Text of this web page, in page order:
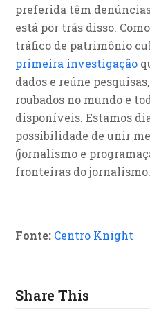
preferida têm
está por trás disso.
tráfico de patrimônio
primeira investigação
dados e reúne
roubados no mundo e
disponíveis. Estamos
possibilidade de unir
(jornalismo e
fronteiras do jornalismo.
Fonte: Centro Knight
Share This